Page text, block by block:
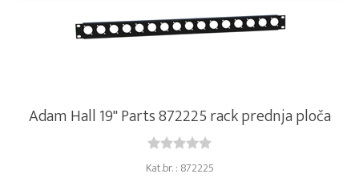
Adam Hall 19" Parts 872225 rack prednja ploča
Kat.br. : 872225